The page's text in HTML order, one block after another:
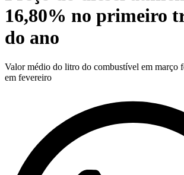
16,80% no primeiro
do ano
Valor médio do litro do combustível em março
em fevereiro